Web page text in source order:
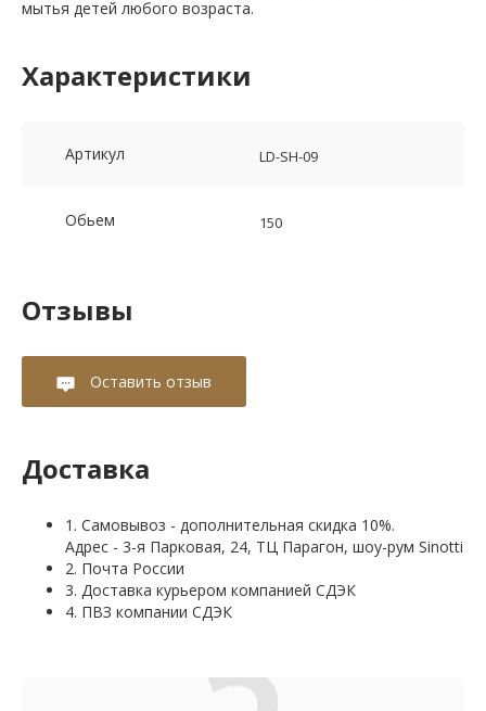
мытья детей любого возраста.
Характеристики
Артикул LD-SH-09
Обьем 150
Отзывы
Оставить отзыв
Доставка
1. Самовывоз - дополнительная скидка 10%.
Адрес - 3-я Парковая, 24, ТЦ Парагон, шоу-рум Sinotti
2. Почта России
3. Доставка курьером компанией СДЭК
4. ПВЗ компании СДЭК